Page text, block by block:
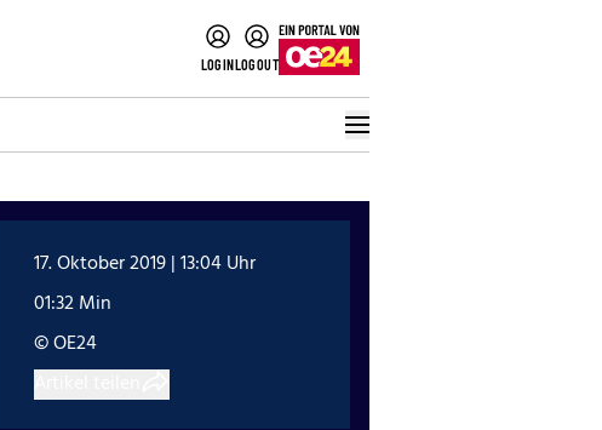
LOGINLOGOUT
17. Oktober 2019 | 13:04 Uhr
01:32 Min
© OE24